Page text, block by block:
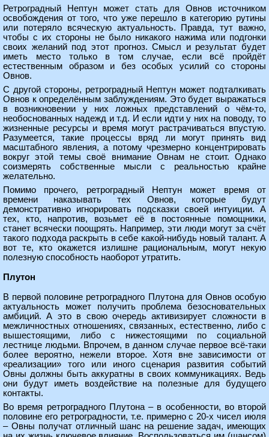
Ретроградный Нептун может стать для Овнов источником
освобождения от того, что уже перешло в категорию рутины
или потеряло всяческую актуальность. Правда, тут важно,
чтобы с их стороны не было никакого нажима или подгонки
своих желаний под этот прогноз. Смысл и результат будет
иметь место только в том случае, если всё пройдёт
естественным образом и без особых усилий со стороны
Овнов.
С другой стороны, ретроградный Нептун может подталкивать
Овнов к определённым заблуждениям. Это будет выражаться
в возникновении у них ложных представлений о чём-то,
необоснованных надежд и т.д. И если идти у них на поводу, то
жизненные ресурсы и время могут растрачиваться впустую.
Разумеется, такие процессы вряд ли могут принять вид
масштабного явления, а потому чрезмерно концентрировать
вокруг этой темы своё внимание Овнам не стоит. Однако
соизмерять собственные мысли с реальностью крайне
желательно.
Помимо прочего, ретроградный Нептун может время от
времени наказывать тех Овнов, которые будут
демонстративно игнорировать подсказки своей интуиции. А
тех, кто, напротив, возьмет её в постоянные помощники,
станет всячески поощрять. Например, эти люди могут за счёт
такого подхода раскрыть в себе какой-нибудь новый талант. А
вот те, кто окажется излишне рациональным, могут некую
полезную способность наоборот утратить.
Плутон
В первой половине ретроградного Плутона для Овнов особую
актуальность может получить проблема безосновательных
амбиций. А это в свою очередь активизирует сложности в
межличностных отношениях, связанных, естественно, либо с
вышестоящими, либо с нижестоящими по социальной
лестнице людьми. Впрочем, в данном случае первое всё-таки
более вероятно, нежели второе. Хотя вне зависимости от
«реализации» того или иного сценария развития событий
Овны должны быть аккуратны в своих коммуникациях. Ведь
они будут иметь воздействие на полезные для будущего
контакты.
Во время ретроградного Плутона – в особенности, во второй
половине его ретроградности, т.е. примерно с 20-х чисел июля
– Овны получат отличный шанс на решение задач, имеющих